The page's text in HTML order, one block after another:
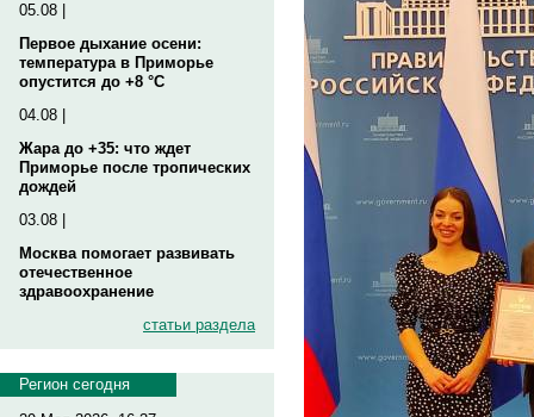
05.08 |
Первое дыхание осени:
температура в Приморье
опустится до +8 °C
04.08 |
Жара до +35: что ждет
Приморье после тропических
дождей
03.08 |
Москва помогает развивать
отечественное
здравоохранение
статьи раздела
Регион сегодня